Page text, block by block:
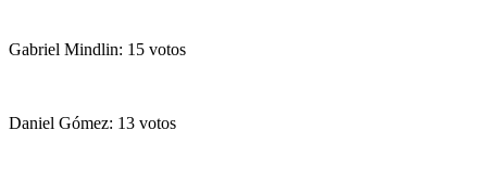
Gabriel Mindlin: 15 votos
Daniel Gómez: 13 votos